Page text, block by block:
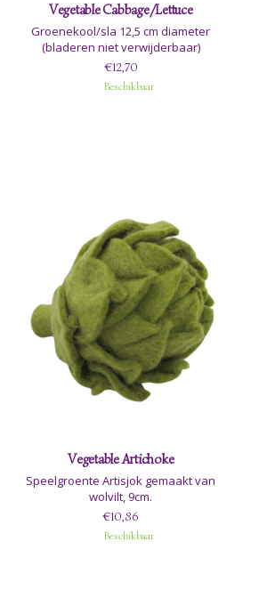
Vegetable Cabbage/Lettuce
Groenekool/sla 12,5 cm diameter
(bladeren niet verwijderbaar)
€12,70
Beschikbaar
Vegetable Artichoke
Speelgroente Artisjok gemaakt van
wolvilt, 9cm.
€10,86
Beschikbaar